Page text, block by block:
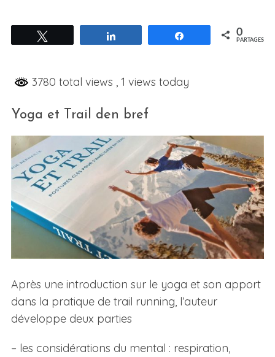
Partagez 0
PARTAGES
3780 total views , 1 views today
Yoga et Trail den bref
Après une introduction sur le yoga et son apport
dans la pratique de trail running, l’auteur
développe deux parties
– les considérations du mental : respiration,